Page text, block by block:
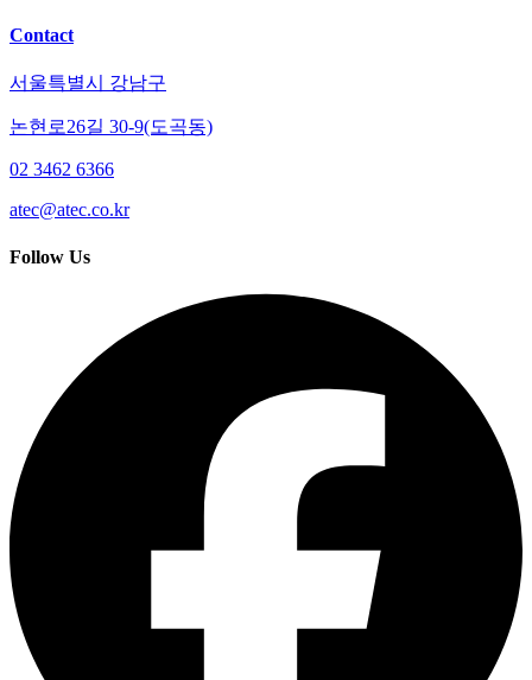
Contact
서울특별시 강남구
논현로26길 30-9(도곡동)
02 3462 6366
atec@atec.co.kr
Follow Us